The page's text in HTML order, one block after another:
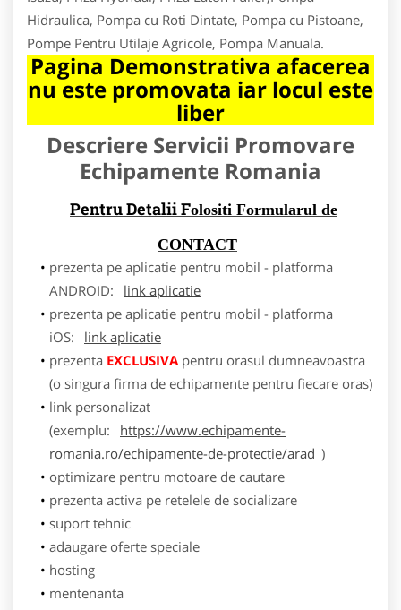
Hidraulica, Pompa cu Roti Dintate, Pompa cu Pistoane,
Pompe Pentru Utilaje Agricole, Pompa Manuala.
Pagina Demonstrativa afacerea
nu este promovata iar locul este
liber
Descriere Servicii Promovare
Echipamente Romania
Pentru Detalii Folositi Formularul de
CONTACT
prezenta pe aplicatie pentru mobil - platforma
ANDROID:
link aplicatie
prezenta pe aplicatie pentru mobil - platforma
iOS:
link aplicatie
prezenta EXCLUSIVApentru orasul dumneavoastra
(o singura firma de echipamente pentru fiecare oras)
link personalizat
(exemplu:
https://www.echipamente-
romania.ro/echipamente-de-protectie/arad )
optimizare pentru motoare de cautare
prezenta activa pe retelele de socializare
suport tehnic
adaugare oferte speciale
hosting
mentenanta